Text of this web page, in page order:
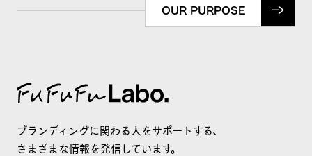
OUR PURPOSE
ブランディングに関わる人をサポートする、
さまざまな情報を発信しています。